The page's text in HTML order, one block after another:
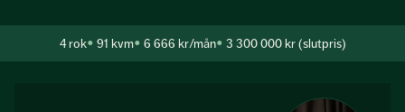
4rok 91 kvm 6 666 kr/mån 3 300 000 kr (slutpris)